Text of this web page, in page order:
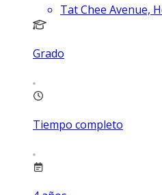
Tat Chee Avenue,
Grado
Tiempo completo